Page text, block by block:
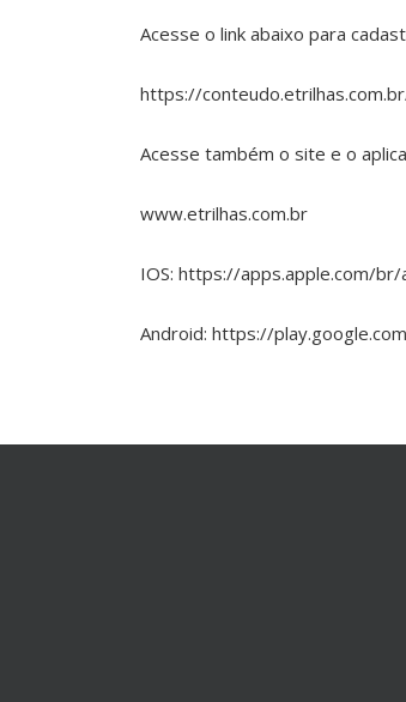
Acesse o link abaixo para
https://
Acesse também o site e o
www.etrilhas.com.br
IOS: https://apps.apple.com/
Android: https://